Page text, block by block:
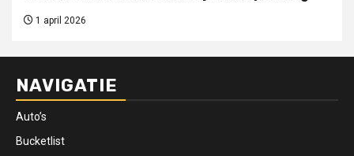
1 april 2026
NAVIGATIE
Auto’s
Bucketlist